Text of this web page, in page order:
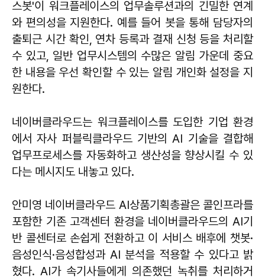
스봇'이 워크플레이스의 업무솔루션과의 긴밀한 연계
와 편의성을 지원한다. 예를 들어 봇을 통해 담당자의
출퇴근 시간 확인, 연차 등록과 결재 신청 등을 처리할
수 있고, 일반 업무시스템의 수많은 알림 가운데 중요
한 내용을 우선 확인할 수 있는 알림 개인화 설정을 지
원한다.
네이버클라우드는 워크플레이스를 도입한 기업 환경
에서 자사 퍼블릭클라우드 기반의 AI 기술을 결합해
업무프로세스를 자동화하고 생산성을 향상시킬 수 있
다는 메시지도 내놓고 있다.
안미영 네이버클라우드 AI상품기획총괄은 콜인프라를
포함한 기존 고객센터 환경을 네이버클라우드의 AI기
반 콜센터로 손쉽게 전환하고 이 서비스 배후에 챗봇·
음성인식·음성합성과 AI 분석을 적용할 수 있다고 밝
혔다. AI가 속기사들에게 의존했던 녹취를 처리하거